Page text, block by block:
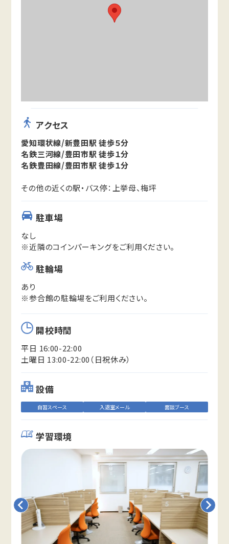
アクセス
愛知環状線/新豊田駅 徒歩５分
名鉄三河線/豊田市駅 徒歩１分
名鉄豊田線/豊田市駅 徒歩１分
その他の近くの駅・バス停：上挙母、梅坪
駐車場
なし
※近隣のコインパーキングをご利用ください。
駐輪場
あり
※参合館の駐輪場をご利用ください。
開校時間
平日 16:00-22:00
土曜日 13:00-22:00（日祝休み）
設備
自習スペース 入退室メール 面談ブース
学習環境